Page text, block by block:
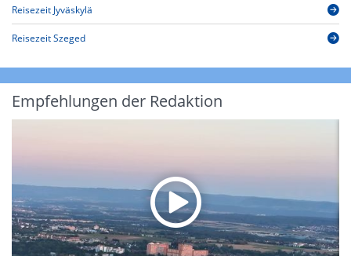
Reisezeit Jyväskylä
Reisezeit Szeged
Empfehlungen der Redaktion